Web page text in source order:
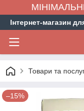
Інтернет-магазин
Товари та
–15%